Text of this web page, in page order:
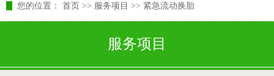
您的位置： 首页 >> 服务项目 >> 紧急流动换胎
服务项目